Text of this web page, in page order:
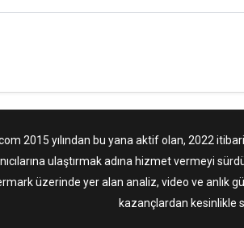
2015 yılından bu yana aktif olan, 2022
ulaştırmak adına hizmet vermeyi
üzerinde yer alan analiz, video ve anlık
kazançlardan kesinlikle